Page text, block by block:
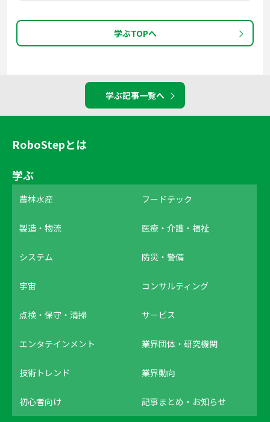
学ぶTOPへ
学ぶ記事一覧へ
RoboStepとは
学ぶ
農林水産 フードテック
製造・物流 医療・介護・福祉
システム 防災・警備
宇宙 コンサルティング
点検・保守・清掃 サービス
エンタテインメント 業界団体・研究機関
技術トレンド 業界動向
初心者向け 記事まとめ・お知らせ